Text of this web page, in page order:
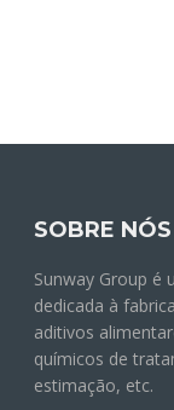
SOBRE NÓS
Sunway Group é
dedicada à
aditivos
químicos de
estimação, etc.